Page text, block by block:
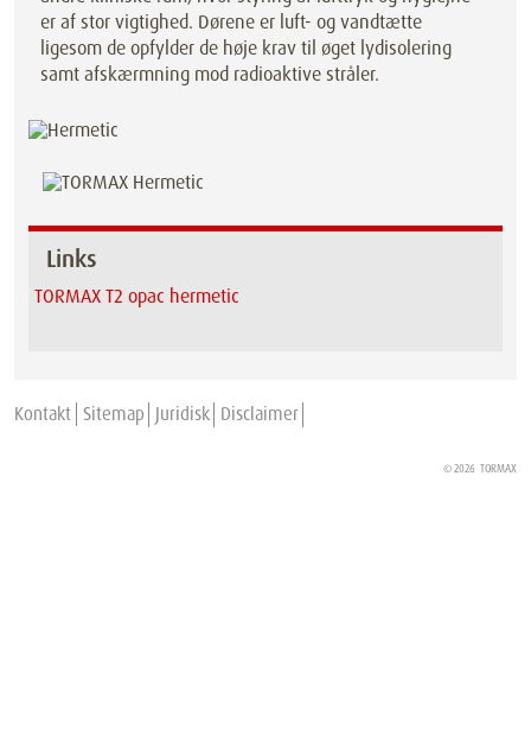
er af stor vigtighed. Dørene er luft- og vandtætte
ligesom de opfylder de høje krav til øget lydisolering
samt afskærmning mod radioaktive stråler.
Links
TORMAX T2 opac hermetic
Kontakt Sitemap Juridisk Disclaimer
© 2026 TORMAX